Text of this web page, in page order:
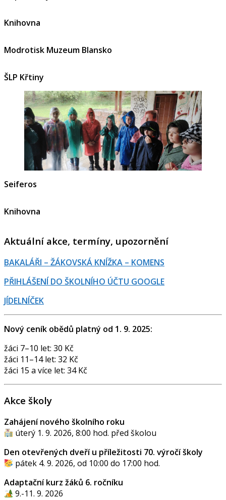
Knihovna
Modrotisk Muzeum Blansko
ŠLP Křtiny
Seiferos
Knihovna
Aktuální akce, termíny, upozornění
BAKALÁŘI – ŽÁKOVSKÁ KNÍŽKA – KOMENS
PŘIHLÁŠENÍ DO ŠKOLNÍHO ÚČTU GOOGLE
JÍDELNÍČEK
Nový ceník obědů platný od 1. 9. 2025:
žáci 7–10 let: 30 Kč
žáci 11–14 let: 32 Kč
žáci 15 a více let: 34 Kč
Akce školy
Zahájení nového školního roku
úterý 1. 9. 2026, 8:00 hod. před školou
Den otevřených dveří u příležitosti 70. výročí školy
pátek 4. 9. 2026, od 10:00 do 17:00 hod.
Adaptační kurz žáků 6. ročníku
9.-11. 9. 2026